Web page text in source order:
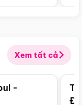
Xem tất cả
nổi bật
-